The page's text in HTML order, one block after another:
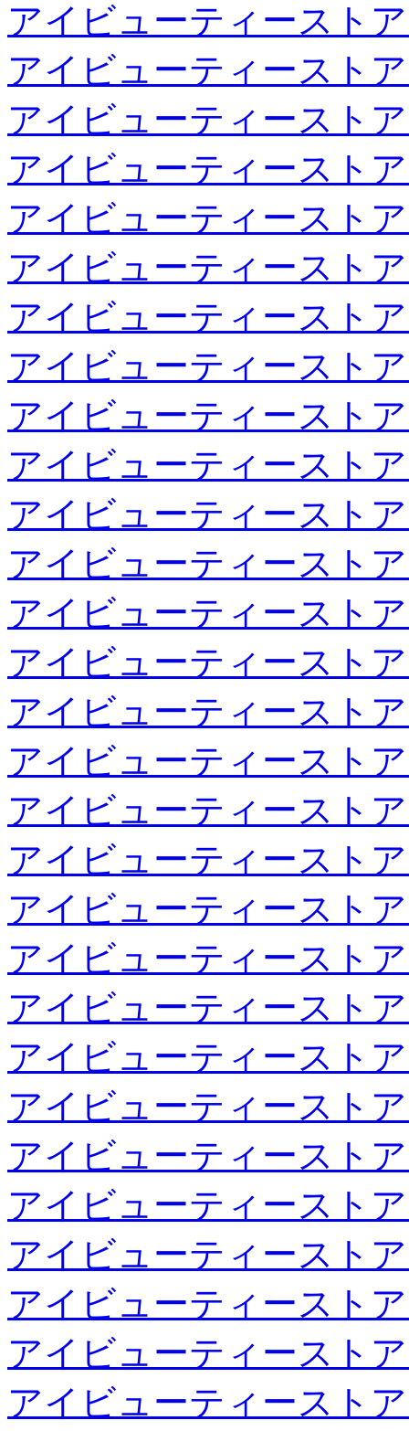
アイビューティースト
アイビューティースト
アイビューティースト
アイビューティースト
アイビューティースト
アイビューティースト
アイビューティースト
アイビューティースト
アイビューティースト
アイビューティースト
アイビューティースト
アイビューティースト
アイビューティースト
アイビューティースト
アイビューティースト
アイビューティースト
アイビューティースト
アイビューティースト
アイビューティースト
アイビューティースト
アイビューティースト
アイビューティースト
アイビューティースト
アイビューティースト
アイビューティースト
アイビューティースト
アイビューティースト
アイビューティースト
アイビューティースト